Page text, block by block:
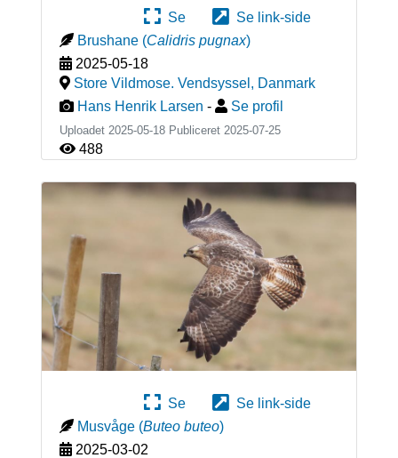
Se
Se link-side
Brushane (Calidris pugnax)
2025-05-18
Store Vildmose. Vendsyssel , Danmark
Hans Henrik Larsen - Se profil
Uploadet 2025-05-18 Publiceret 2025-07-25
488
Se
Se link-side
Musvåge (Buteo buteo)
2025-03-02